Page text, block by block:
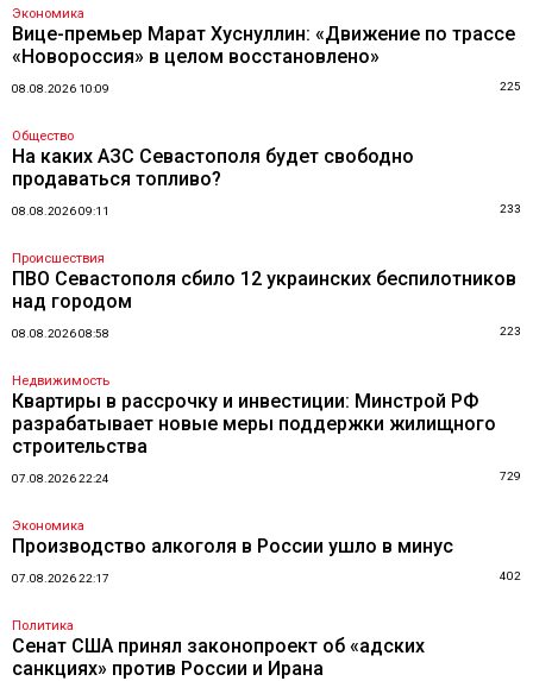
Экономика
Вице-премьер Марат Хуснуллин: «Движение по трассе
«Новороссия» в целом восстановлено»
08.08.2026 10:09 225
Общество
На каких АЗС Севастополя будет свободно
продаваться топливо?
08.08.2026 09:11 233
Происшествия
ПВО Севастополя сбило 12 украинских беспилотников
над городом
08.08.2026 08:58 223
Недвижимость
Квартиры в рассрочку и инвестиции: Минстрой РФ
разрабатывает новые меры поддержки жилищного
строительства
07.08.2026 22:24 729
Экономика
Производство алкоголя в России ушло в минус
07.08.2026 22:17 402
Политика
Сенат США принял законопроект об «адских
санкциях» против России и Ирана